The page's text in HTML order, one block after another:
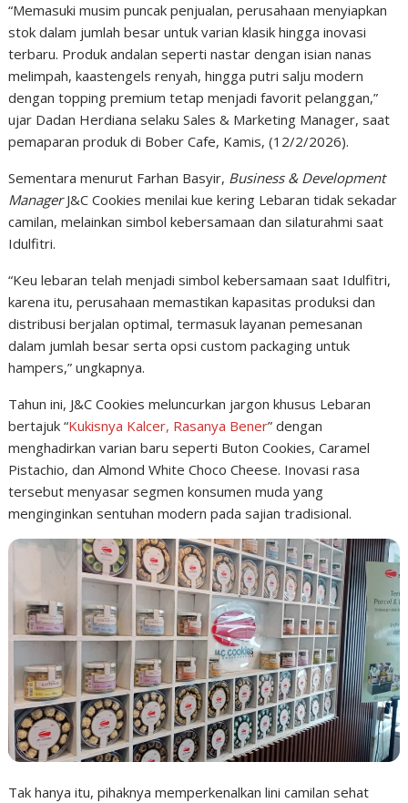
“Memasuki musim puncak penjualan, perusahaan menyiapkan
stok dalam jumlah besar untuk varian klasik hingga inovasi
terbaru. Produk andalan seperti nastar dengan isian nanas
melimpah, kaastengels renyah, hingga putri salju modern
dengan topping premium tetap menjadi favorit pelanggan,”
ujar Dadan Herdiana selaku Sales & Marketing Manager, saat
pemaparan produk di Bober Cafe, Kamis, (12/2/2026).
Sementara menurut Farhan Basyir, Business & Development
ManagerJ&C Cookies menilai kue kering Lebaran tidak sekadar
camilan, melainkan simbol kebersamaan dan silaturahmi saat
Idulfitri.
“Keu lebaran telah menjadi simbol kebersamaan saat Idulfitri,
karena itu, perusahaan memastikan kapasitas produksi dan
distribusi berjalan optimal, termasuk layanan pemesanan
dalam jumlah besar serta opsi custom packaging untuk
hampers,” ungkapnya.
Tahun ini, J&C Cookies meluncurkan jargon khusus Lebaran
bertajuk “Kukisnya Kalcer, Rasanya Bener” dengan
menghadirkan varian baru seperti Buton Cookies, Caramel
Pistachio, dan Almond White Choco Cheese. Inovasi rasa
tersebut menyasar segmen konsumen muda yang
menginginkan sentuhan modern pada sajian tradisional.
Tak hanya itu, pihaknya memperkenalkan lini camilan sehat